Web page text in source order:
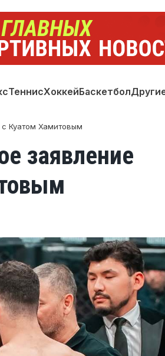
ТеннисХоккейБаскетбол
Куатом Хамитовым
заявление